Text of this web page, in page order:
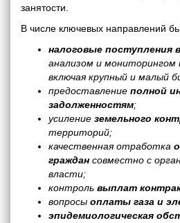
занятости.
В числе ключевых направлений
налоговые поступления
анализом и мониторингом
включая крупный и малый
предоставление полной
задолженностям;
усиление земельного
территорий;
качественная отработка
граждан совместно с
власти;
контроль выплат
вопросы оплаты газа и
эпидемиологическая